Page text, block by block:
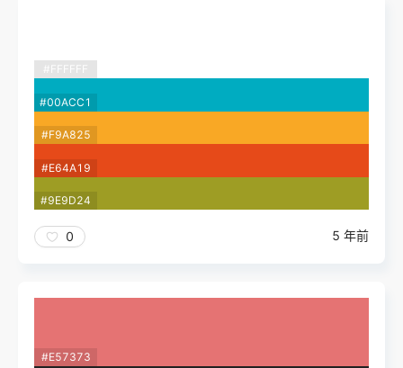
#FFFFFF
#00ACC1
#F9A825
#E64A19
#9E9D24
0 5 年前
#E57373